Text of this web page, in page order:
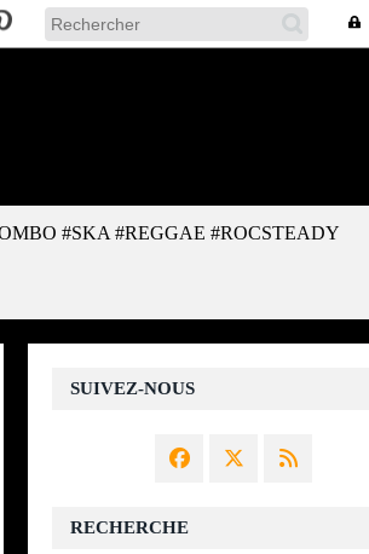
#SKA #REGGAE #ROCSTEADY
SUIVEZ-NOUS
RECHERCHE